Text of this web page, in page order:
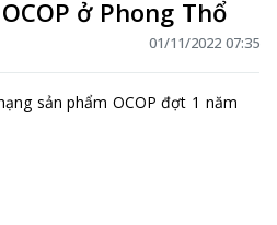
ở Phong Thổ
01/11/2022 07:35